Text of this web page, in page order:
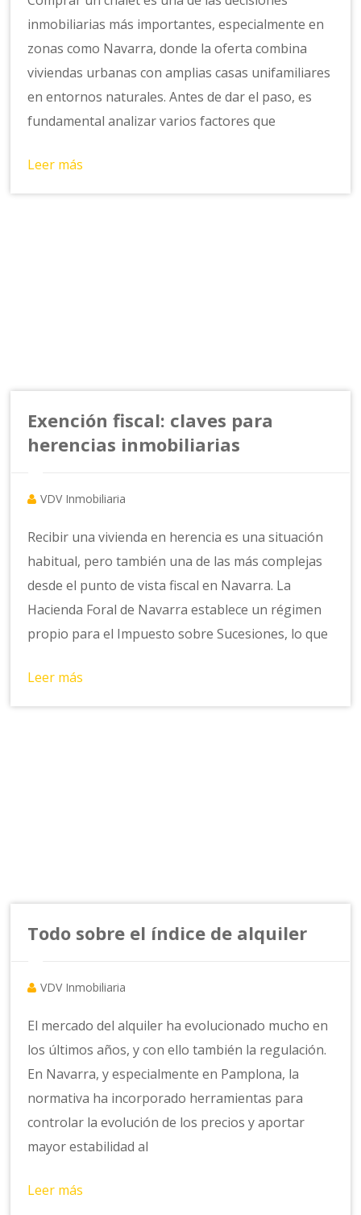
inmobiliarias más importantes, especialmente en
zonas como Navarra, donde la oferta combina
viviendas urbanas con amplias casas unifamiliares
en entornos naturales. Antes de dar el paso, es
fundamental analizar varios factores que
Leer más
Exención fiscal: claves para
herencias inmobiliarias
VDV Inmobiliaria
Recibir una vivienda en herencia es una situación
habitual, pero también una de las más complejas
desde el punto de vista fiscal en Navarra. La
Hacienda Foral de Navarra establece un régimen
propio para el Impuesto sobre Sucesiones, lo que
Leer más
Todo sobre el índice de alquiler
VDV Inmobiliaria
El mercado del alquiler ha evolucionado mucho en
los últimos años, y con ello también la regulación.
En Navarra, y especialmente en Pamplona, la
normativa ha incorporado herramientas para
controlar la evolución de los precios y aportar
mayor estabilidad al
Leer más